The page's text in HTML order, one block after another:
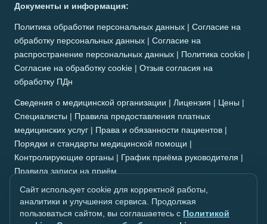
Документы и информация:
Политика обработки персональных данных | Согласие на
обработку персональных данных | Согласие на
распространение персональных данных | Политика cookie |
Согласие на обработку cookie | Отзыв согласия на
обработку ПДн
Сведения о медицинской организации | Лицензия | Цены |
Специалисты | Правила предоставления платных
медицинских услуг | Права и обязанности пациентов |
Порядки и стандарты медицинской помощи |
Контролирующие органы | График приёма руководителя |
Правила записи на приём
Информация, размещённая на сайте, носит справочный
Сайт использует cookie для корректной работы,
аналитики и улучшения сервиса. Продолжая
пользоваться сайтом, вы соглашаетесь с Политикой